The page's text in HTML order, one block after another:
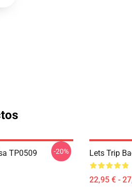
TP0509 -20% Lets Trip
22,95 € -